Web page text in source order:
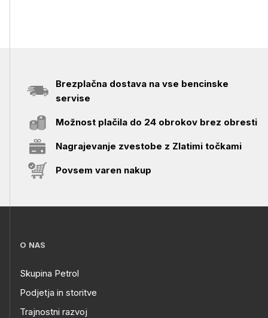
Brezplačna dostava na vse bencinske
servise
Možnost plačila do 24 obrokov brez obresti
Nagrajevanje zvestobe z Zlatimi točkami
Povsem varen nakup
O NAS
Skupina Petrol
Podjetja in storitve
Trajnostni razvoj